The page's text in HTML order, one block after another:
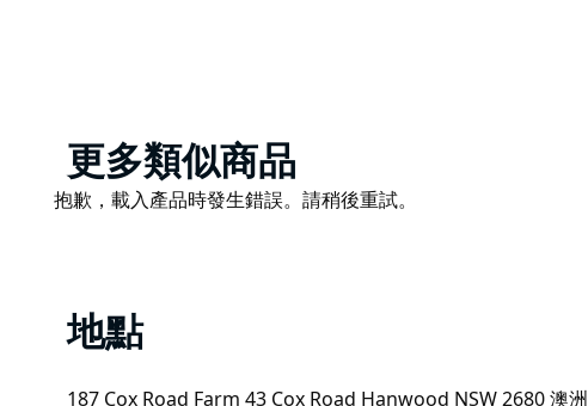
Product
List
更多類似商品
Product
抱歉，載入產品時發生錯誤。請稍後重試。
地點
187 Cox Road Farm 43 Cox Road Hanwood NSW 2680 澳洲